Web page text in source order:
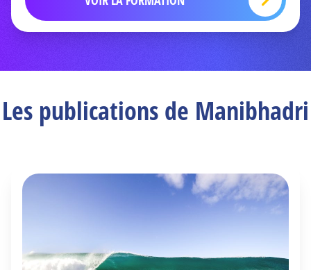
Les publications de Manibhadri